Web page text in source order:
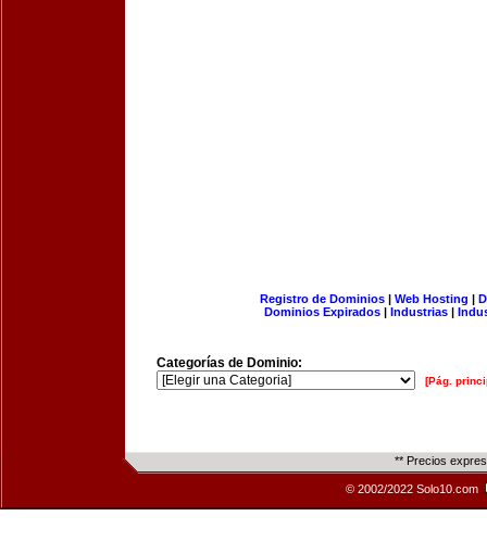
Registro de Dominios| Web Hosting |
Dominios Expirados | Industrias |
Categorías de Dominio:
[Pág.
** Precios
© 2002/2022 Solo10.com